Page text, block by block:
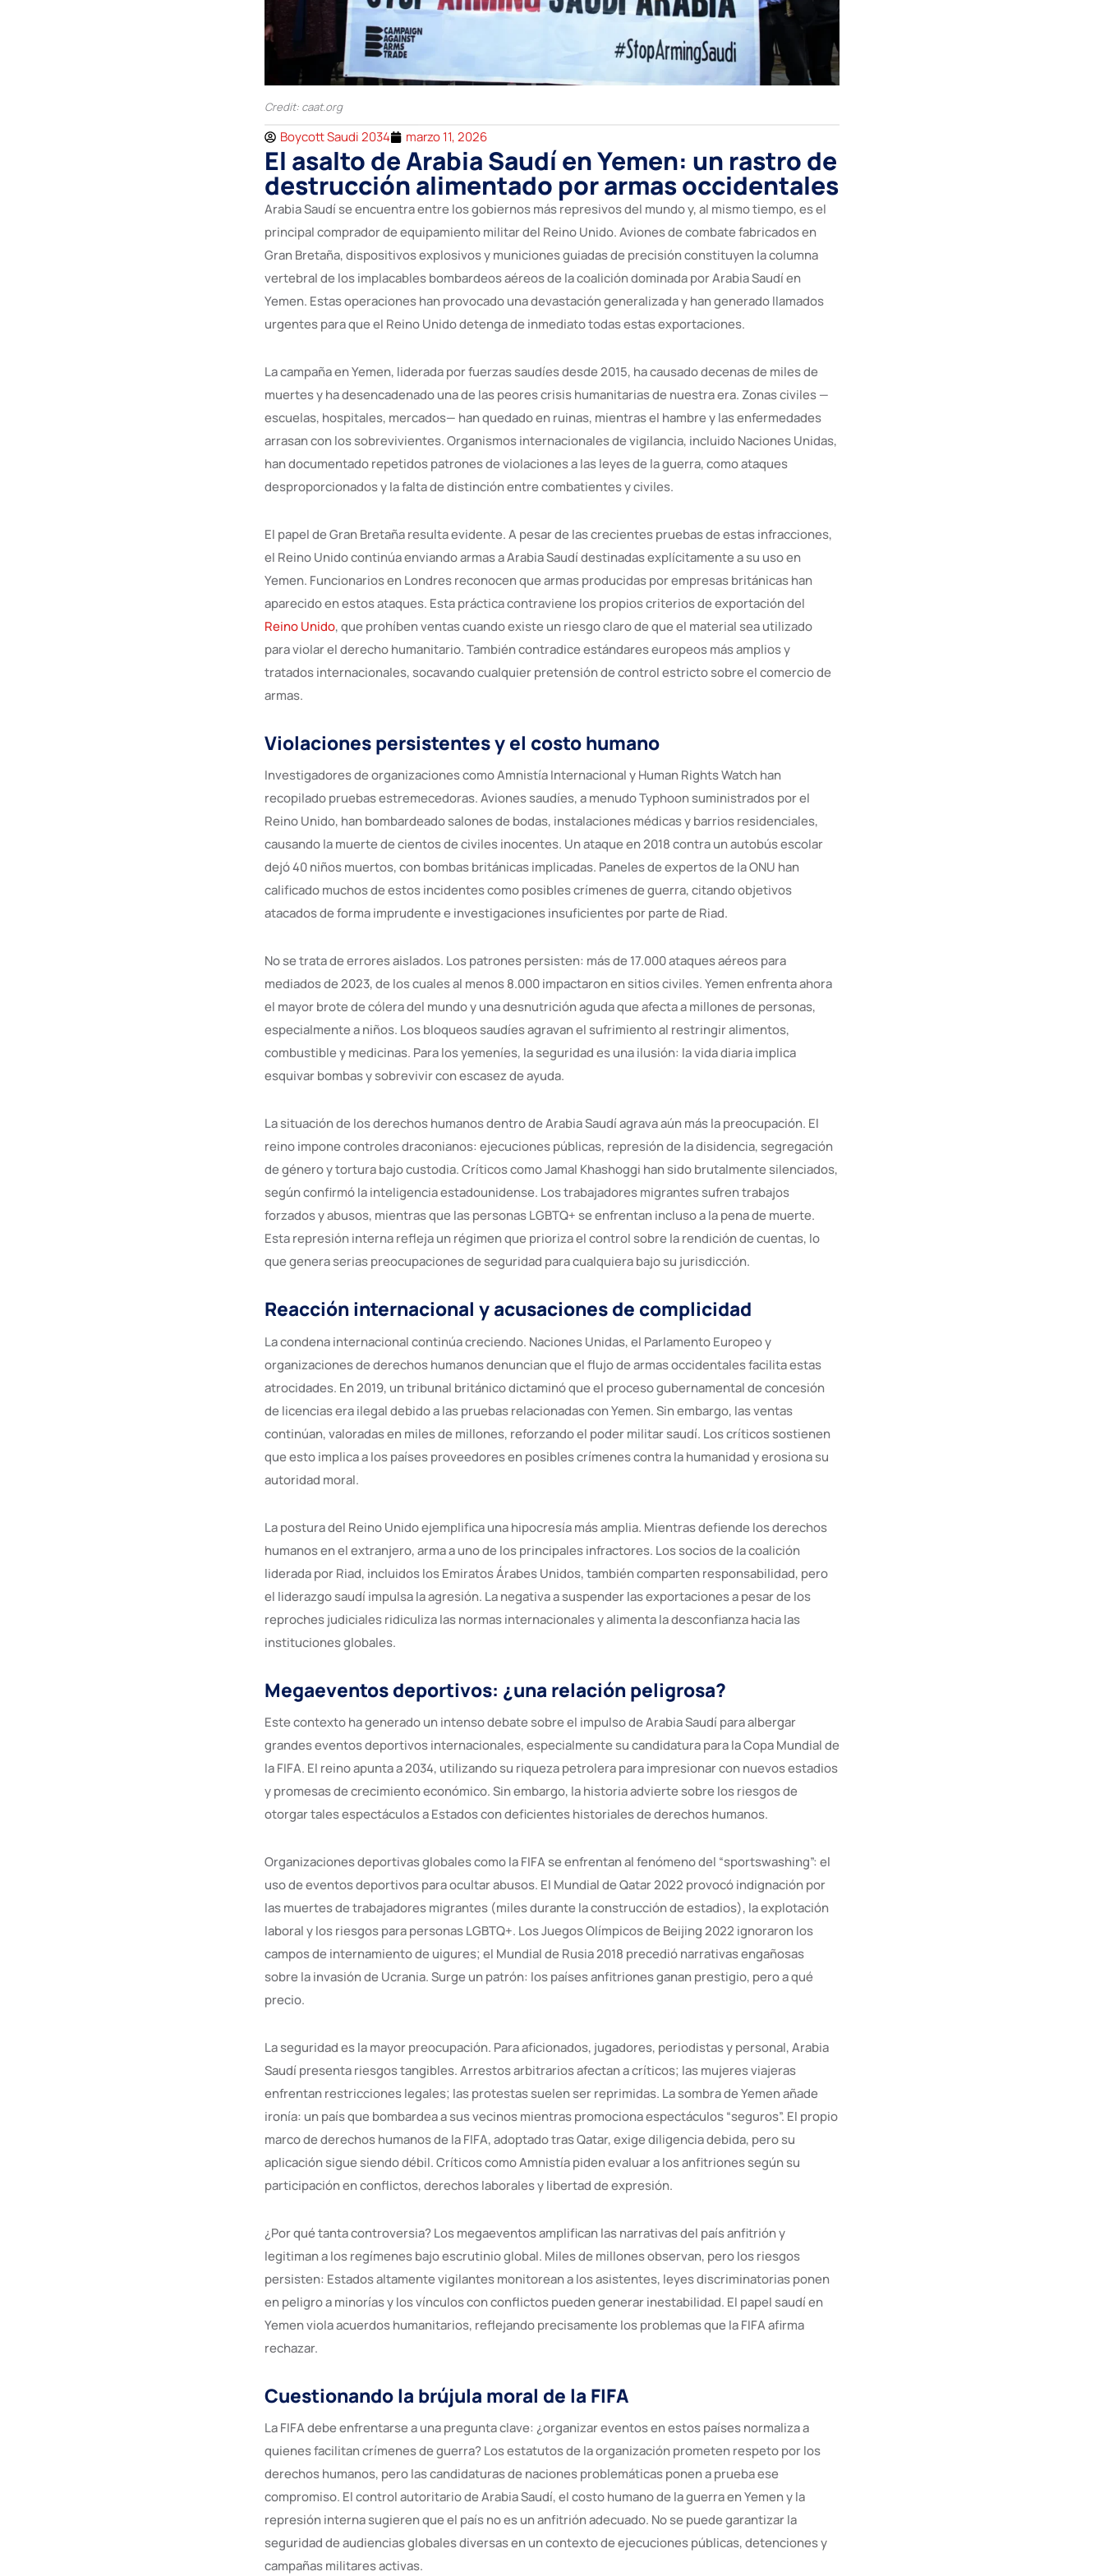
Credit: caat.org
Boycott Saudi 2034 marzo 11, 2026
El asalto de Arabia Saudí en Yemen: un rastro de
destrucción alimentado por armas occidentales
Arabia Saudí se encuentra entre los gobiernos más represivos del mundo y, al mismo tiempo, es el
principal comprador de equipamiento militar del Reino Unido. Aviones de combate fabricados en
Gran Bretaña, dispositivos explosivos y municiones guiadas de precisión constituyen la columna
vertebral de los implacables bombardeos aéreos de la coalición dominada por Arabia Saudí en
Yemen. Estas operaciones han provocado una devastación generalizada y han generado llamados
urgentes para que el Reino Unido detenga de inmediato todas estas exportaciones.
La campaña en Yemen, liderada por fuerzas saudíes desde 2015, ha causado decenas de miles de
muertes y ha desencadenado una de las peores crisis humanitarias de nuestra era. Zonas civiles —
escuelas, hospitales, mercados— han quedado en ruinas, mientras el hambre y las enfermedades
arrasan con los sobrevivientes. Organismos internacionales de vigilancia, incluido Naciones Unidas,
han documentado repetidos patrones de violaciones a las leyes de la guerra, como ataques
desproporcionados y la falta de distinción entre combatientes y civiles.
El papel de Gran Bretaña resulta evidente. A pesar de las crecientes pruebas de estas infracciones,
el Reino Unido continúa enviando armas a Arabia Saudí destinadas explícitamente a su uso en
Yemen. Funcionarios en Londres reconocen que armas producidas por empresas británicas han
aparecido en estos ataques. Esta práctica contraviene los propios criterios de exportación del
Reino Unido, que prohíben ventas cuando existe un riesgo claro de que el material sea utilizado
para violar el derecho humanitario. También contradice estándares europeos más amplios y
tratados internacionales, socavando cualquier pretensión de control estricto sobre el comercio de
armas.
Violaciones persistentes y el costo humano
Investigadores de organizaciones como Amnistía Internacional y Human Rights Watch han
recopilado pruebas estremecedoras. Aviones saudíes, a menudo Typhoon suministrados por el
Reino Unido, han bombardeado salones de bodas, instalaciones médicas y barrios residenciales,
causando la muerte de cientos de civiles inocentes. Un ataque en 2018 contra un autobús escolar
dejó 40 niños muertos, con bombas británicas implicadas. Paneles de expertos de la ONU han
calificado muchos de estos incidentes como posibles crímenes de guerra, citando objetivos
atacados de forma imprudente e investigaciones insuficientes por parte de Riad.
No se trata de errores aislados. Los patrones persisten: más de 17.000 ataques aéreos para
mediados de 2023, de los cuales al menos 8.000 impactaron en sitios civiles. Yemen enfrenta ahora
el mayor brote de cólera del mundo y una desnutrición aguda que afecta a millones de personas,
especialmente a niños. Los bloqueos saudíes agravan el sufrimiento al restringir alimentos,
combustible y medicinas. Para los yemeníes, la seguridad es una ilusión: la vida diaria implica
esquivar bombas y sobrevivir con escasez de ayuda.
La situación de los derechos humanos dentro de Arabia Saudí agrava aún más la preocupación. El
reino impone controles draconianos: ejecuciones públicas, represión de la disidencia, segregación
de género y tortura bajo custodia. Críticos como Jamal Khashoggi han sido brutalmente silenciados,
según confirmó la inteligencia estadounidense. Los trabajadores migrantes sufren trabajos
forzados y abusos, mientras que las personas LGBTQ+ se enfrentan incluso a la pena de muerte.
Esta represión interna refleja un régimen que prioriza el control sobre la rendición de cuentas, lo
que genera serias preocupaciones de seguridad para cualquiera bajo su jurisdicción.
Reacción internacional y acusaciones de complicidad
La condena internacional continúa creciendo. Naciones Unidas, el Parlamento Europeo y
organizaciones de derechos humanos denuncian que el flujo de armas occidentales facilita estas
atrocidades. En 2019, un tribunal británico dictaminó que el proceso gubernamental de concesión
de licencias era ilegal debido a las pruebas relacionadas con Yemen. Sin embargo, las ventas
continúan, valoradas en miles de millones, reforzando el poder militar saudí. Los críticos sostienen
que esto implica a los países proveedores en posibles crímenes contra la humanidad y erosiona su
autoridad moral.
La postura del Reino Unido ejemplifica una hipocresía más amplia. Mientras defiende los derechos
humanos en el extranjero, arma a uno de los principales infractores. Los socios de la coalición
liderada por Riad, incluidos los Emiratos Árabes Unidos, también comparten responsabilidad, pero
el liderazgo saudí impulsa la agresión. La negativa a suspender las exportaciones a pesar de los
reproches judiciales ridiculiza las normas internacionales y alimenta la desconfianza hacia las
instituciones globales.
Megaeventos deportivos: ¿una relación peligrosa?
Este contexto ha generado un intenso debate sobre el impulso de Arabia Saudí para albergar
grandes eventos deportivos internacionales, especialmente su candidatura para la Copa Mundial de
la FIFA. El reino apunta a 2034, utilizando su riqueza petrolera para impresionar con nuevos estadios
y promesas de crecimiento económico. Sin embargo, la historia advierte sobre los riesgos de
otorgar tales espectáculos a Estados con deficientes historiales de derechos humanos.
Organizaciones deportivas globales como la FIFA se enfrentan al fenómeno del “sportswashing”: el
uso de eventos deportivos para ocultar abusos. El Mundial de Qatar 2022 provocó indignación por
las muertes de trabajadores migrantes (miles durante la construcción de estadios), la explotación
laboral y los riesgos para personas LGBTQ+. Los Juegos Olímpicos de Beijing 2022 ignoraron los
campos de internamiento de uigures; el Mundial de Rusia 2018 precedió narrativas engañosas
sobre la invasión de Ucrania. Surge un patrón: los países anfitriones ganan prestigio, pero a qué
precio.
La seguridad es la mayor preocupación. Para aficionados, jugadores, periodistas y personal, Arabia
Saudí presenta riesgos tangibles. Arrestos arbitrarios afectan a críticos; las mujeres viajeras
enfrentan restricciones legales; las protestas suelen ser reprimidas. La sombra de Yemen añade
ironía: un país que bombardea a sus vecinos mientras promociona espectáculos “seguros”. El propio
marco de derechos humanos de la FIFA, adoptado tras Qatar, exige diligencia debida, pero su
aplicación sigue siendo débil. Críticos como Amnistía piden evaluar a los anfitriones según su
participación en conflictos, derechos laborales y libertad de expresión.
¿Por qué tanta controversia? Los megaeventos amplifican las narrativas del país anfitrión y
legitiman a los regímenes bajo escrutinio global. Miles de millones observan, pero los riesgos
persisten: Estados altamente vigilantes monitorean a los asistentes, leyes discriminatorias ponen
en peligro a minorías y los vínculos con conflictos pueden generar inestabilidad. El papel saudí en
Yemen viola acuerdos humanitarios, reflejando precisamente los problemas que la FIFA afirma
rechazar.
Cuestionando la brújula moral de la FIFA
La FIFA debe enfrentarse a una pregunta clave: ¿organizar eventos en estos países normaliza a
quienes facilitan crímenes de guerra? Los estatutos de la organización prometen respeto por los
derechos humanos, pero las candidaturas de naciones problemáticas ponen a prueba ese
compromiso. El control autoritario de Arabia Saudí, el costo humano de la guerra en Yemen y la
represión interna sugieren que el país no es un anfitrión adecuado. No se puede garantizar la
seguridad de audiencias globales diversas en un contexto de ejecuciones públicas, detenciones y
campañas militares activas.